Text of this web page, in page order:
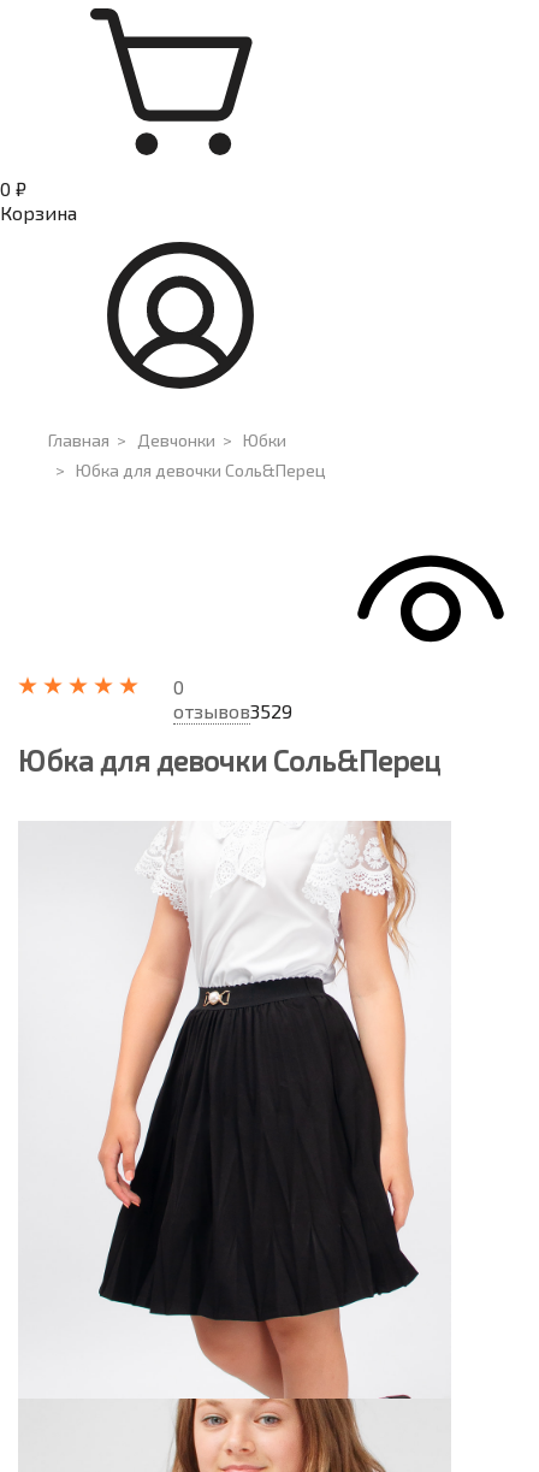
0 ₽
Корзина
Главная > Девчонки > Юбки
> Юбка для девочки Соль&Перец
0
отзывов3529
Юбка для девочки Соль&Перец